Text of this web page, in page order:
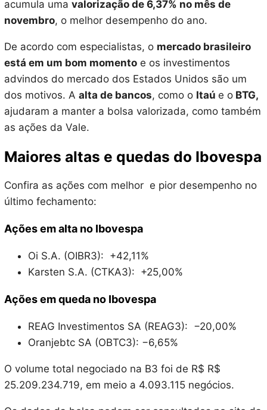
acumula uma valorização de 6,37% no mês de
novembro, o melhor desempenho do ano.
De acordo com especialistas, o mercado brasileiro
está em um bom momentoe os investimentos
advindos do mercado dos Estados Unidos são um
dos motivos. A alta de bancos, como o Itaú e oBTG,
ajudaram a manter a bolsa valorizada, como também
as ações da Vale.
Maiores altas e quedas do Ibovespa
Confira as ações com melhor e pior desempenho no
último fechamento:
Ações em alta no Ibovespa
Oi S.A. (OIBR3): +42,11%
Karsten S.A. (CTKA3): +25,00%
Ações em queda no Ibovespa
REAG Investimentos SA (REAG3): −20,00%
Oranjebtc SA (OBTC3): −6,65%
O volume total negociado na B3 foi de R$ R$
25.209.234.719, em meio a 4.093.115negócios.